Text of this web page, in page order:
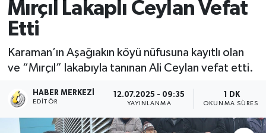
Mırçıl Lakaplı Ceylan Vefat
Etti
Karaman’ın Aşağıakın köyü nüfusuna kayıtlı olan
ve “Mırçıl” lakabıyla tanınan Ali Ceylan vefat etti.
HABER MERKEZI
EDITÖR
12.07.2025 - 09:35
YAYINLANMA
1 DK
OKUNMA SÜRESI
Vefat Edenler